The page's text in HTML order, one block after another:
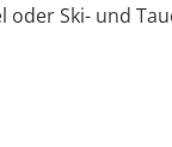
oder Ski- und